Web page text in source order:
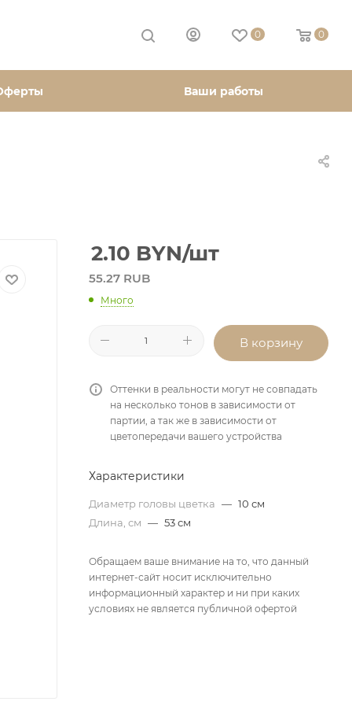
0 0
Ваши работы
2.10 BYN/шт
55.27 RUB
Много
В корзину
Оттенки в реальности могут не совпадать
на несколько тонов в зависимости от
партии, а так же в зависимости от
цветопередачи вашего устройства
Характеристики
Диаметр головы цветка — 10 см
Длина, см — 53 см
Обращаем ваше внимание на то, что данный
интернет-сайт носит исключительно
информационный характер и ни при каких
условиях не является публичной офертой